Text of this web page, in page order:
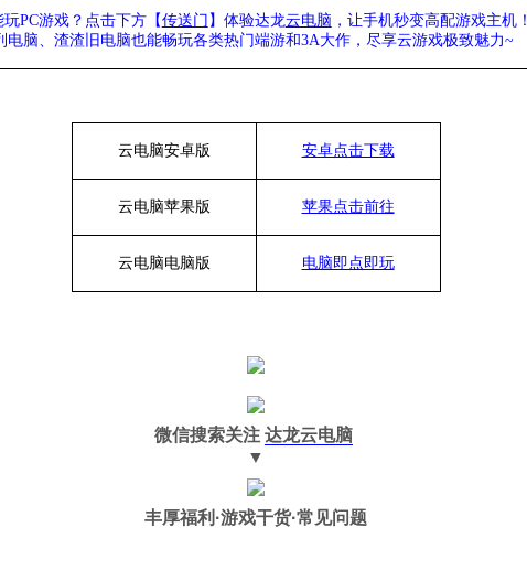
PC游戏？点击下方【传送门 】 体验达龙云电脑 ，让手机秒变高配游戏主机
脑、 渣渣旧电脑也能畅玩各类热门端游和3A大作， 尽享云游戏极致魅力~
云电脑安卓版 安卓点击下载
云电脑苹果版 苹果点击前往
云电脑电脑版 电脑即点即玩
微信搜索关注 达龙云电脑
▼
丰厚福利 ·游戏干货·常见问题